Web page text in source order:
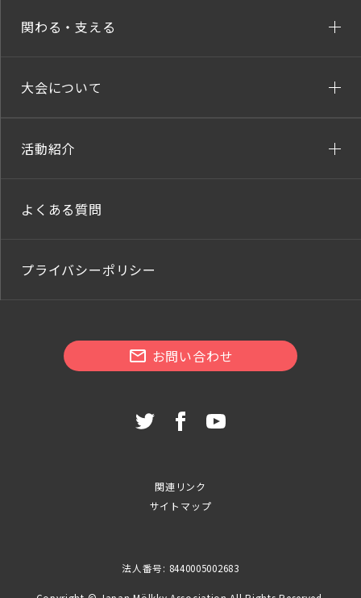
関わる・支える
大会について
活動紹介
よくある質問
プライバシーポリシー
お問い合わせ
関連リンク
サイトマップ
法人番号: 8440005002683